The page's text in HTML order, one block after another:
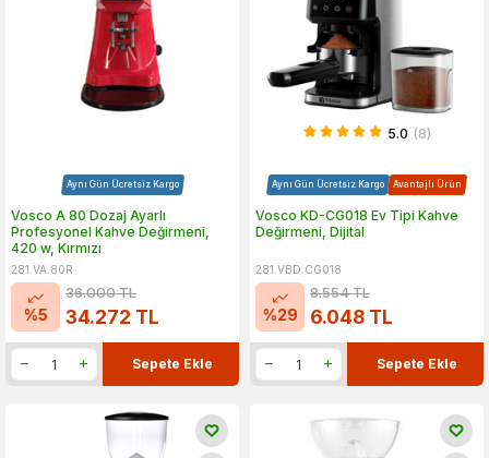
Aynı Gün Ücretsiz Kargo
Vosco A 80 Dozaj Ayarlı
Profesyonel Kahve Değirmeni,
420 w, Kırmızı
281.VA.80R
%5
36.000TL
34.272 TL
Sepete Ekle
5.0 (8)
Aynı Gün Ücretsiz Kargo Avantajlı Ürün
Vosco KD-CG018 Ev Tipi Kahve
Değirmeni, Dijital
281.VBD.CG018
%29
8.554TL
6.048 TL
Sepete Ekle